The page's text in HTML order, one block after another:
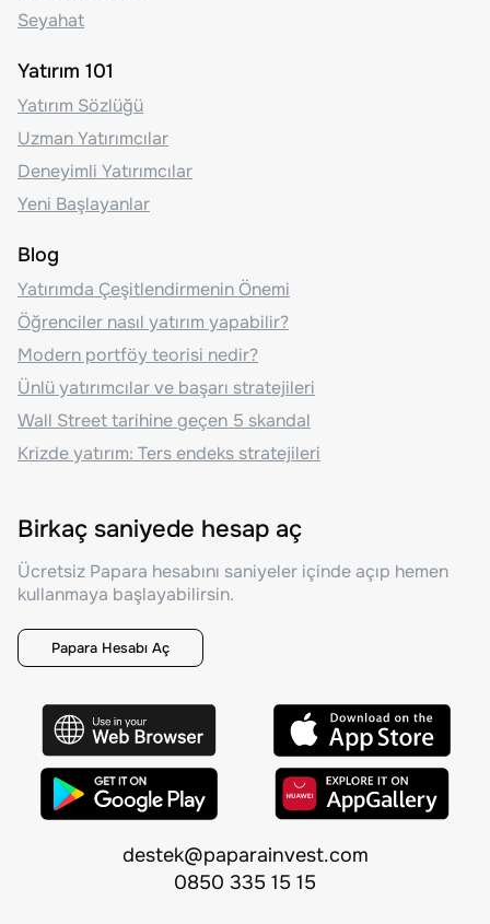
Seyahat
Yatırım 101
Yatırım Sözlüğü
Uzman Yatırımcılar
Deneyimli Yatırımcılar
Yeni Başlayanlar
Blog
Yatırımda Çeşitlendirmenin Önemi
Öğrenciler nasıl yatırım yapabilir?
Modern portföy teorisi nedir?
Ünlü yatırımcılar ve başarı stratejileri
Wall Street tarihine geçen 5 skandal
Krizde yatırım: Ters endeks stratejileri
Birkaç saniyede hesap aç
Ücretsiz Papara hesabını saniyeler içinde açıp hemen
kullanmaya başlayabilirsin.
Papara Hesabı Aç
destek@paparainvest.com
0850 335 15 15